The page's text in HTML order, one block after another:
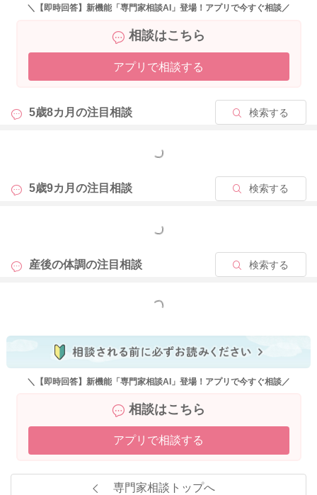
＼【即時回答】新機能「専門家相談AI」登場！アプリで今すぐ相談／
相談はこちら
アプリで相談する
5歳8カ月の注目相談 検索する
もっと見る
5歳9カ月の注目相談 検索する
もっと見る
産後の体調の注目相談 検索する
もっと見る
＼【即時回答】新機能「専門家相談AI」登場！アプリで今すぐ相談／
相談はこちら
アプリで相談する
専門家相談トップへ